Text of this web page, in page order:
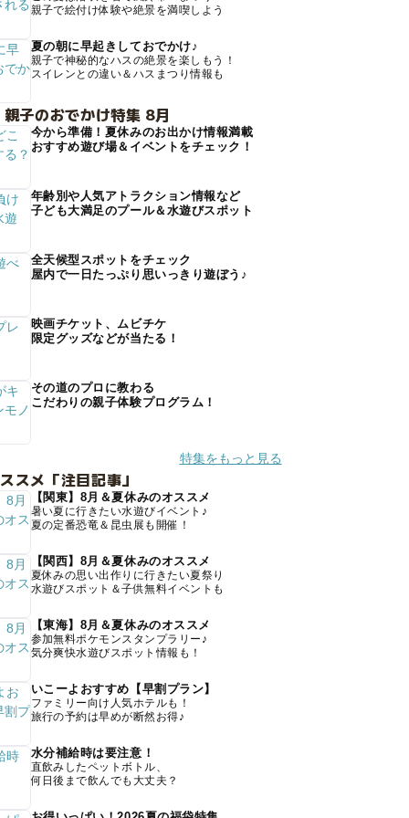
親子で絵付け体験や絶景を満喫しよう
夏の朝に早起きしておでかけ♪
親子で神秘的なハスの絶景を楽しもう！
スイレンとの違い＆ハスまつり情報も
子のおでかけ特集 8月
今から準備！夏休みのお出かけ情報満載
おすすめ遊び場＆イベントをチェック！
年齢別や人気アトラクション情報など
子ども大満足のプール＆水遊びスポット
全天候型スポットをチェック
屋内で一日たっぷり思いっきり遊ぼう♪
映画チケット、ムビチケ
限定グッズなどが当たる！
その道のプロに教わる
こだわりの親子体験プログラム！
特集をもっと見る
スメ「注目記事」
【関東】8月＆夏休みのオススメ
暑い夏に行きたい水遊びイベント♪
夏の定番恐竜＆昆虫展も開催！
【関西】8月＆夏休みのオススメ
夏休みの思い出作りに行きたい夏祭り
水遊びスポット＆子供無料イベントも
【東海】8月＆夏休みのオススメ
参加無料ポケモンスタンプラリー♪
気分爽快水遊びスポット情報も！
いこーよおすすめ【早割プラン】
ファミリー向け人気ホテルも！
旅行の予約は早めが断然お得♪
水分補給時は要注意！
直飲みしたペットボトル、
何日後まで飲んでも大丈夫？